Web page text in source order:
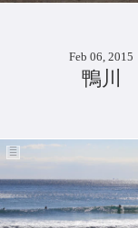
Feb 06, 2015
鴨川